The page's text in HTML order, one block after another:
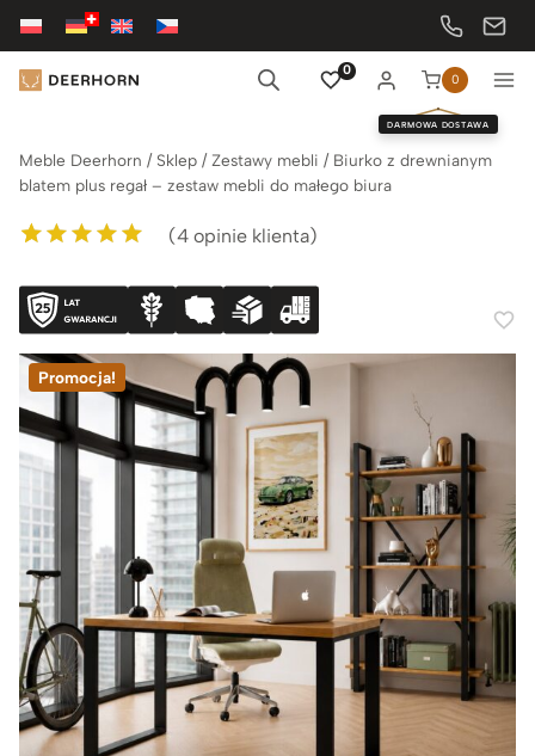
Przejdź
treści
0
0
DARMOWA DOSTAWA
Meble Deerhorn / Sklep / Zestawy mebli / Biurko z drewnianym
blatem plus regał – zestaw mebli do małego biura
5.00na 5 na
podstawie
ocen klientów
(4 opinie klienta)
Promocja!